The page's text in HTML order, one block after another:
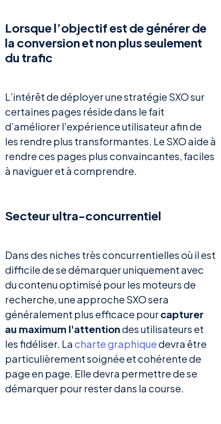
Lorsque l’objectif est de générer de
la conversion et non plus seulement
du trafic
L’intérêt de déployer une stratégie SXO sur
certaines pages réside dans le fait
d’améliorer l'expérience utilisateur afin de
les rendre plus transformantes. Le SXO aide à
rendre ces pages plus convaincantes, faciles
à naviguer et à comprendre.
Secteur ultra-concurrentiel
Dans des niches très concurrentielles où il est
difficile de se démarquer uniquement avec
du contenu optimisé pour les moteurs de
recherche, une approche SXO sera
généralement plus efficace pour capturer
au maximum l'attention des utilisateurs et
les fidéliser. La charte graphique devra être
particulièrement soignée et cohérente de
page en page. Elle devra permettre de se
démarquer pour rester dans la course.